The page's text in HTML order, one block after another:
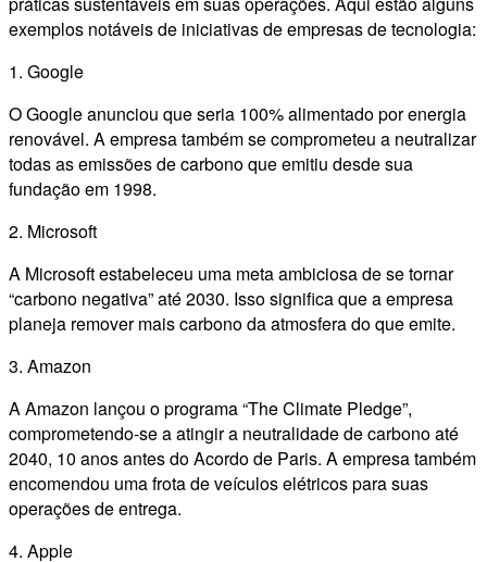
exemplos notáveis de iniciativas de empresas de tecnologia:
1. Google
O Google anunciou que seria 100% alimentado por energia
renovável. A empresa também se comprometeu a neutralizar
todas as emissões de carbono que emitiu desde sua
fundação em 1998.
2. Microsoft
A Microsoft estabeleceu uma meta ambiciosa de se tornar
“carbono negativa” até 2030. Isso significa que a empresa
planeja remover mais carbono da atmosfera do que emite.
3. Amazon
A Amazon lançou o programa “The Climate Pledge”,
comprometendo-se a atingir a neutralidade de carbono até
2040, 10 anos antes do Acordo de Paris. A empresa também
encomendou uma frota de veículos elétricos para suas
operações de entrega.
4. Apple